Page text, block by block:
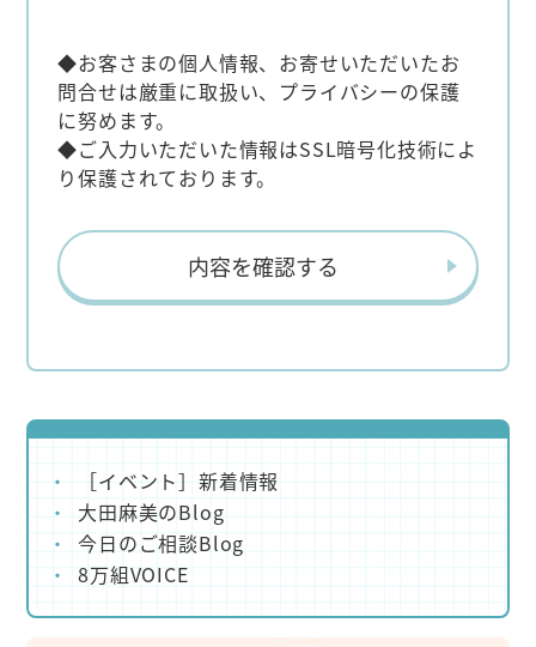
◆お客さまの個人情報、お寄せいただいたお
問合せは厳重に取扱い、プライバシーの保護
に努めます。
◆ご入力いただいた情報はSSL暗号化技術によ
り保護されております。
内容を確認する
［イベント］新着情報
大田麻美のBlog
今日のご相談Blog
8万組VOICE